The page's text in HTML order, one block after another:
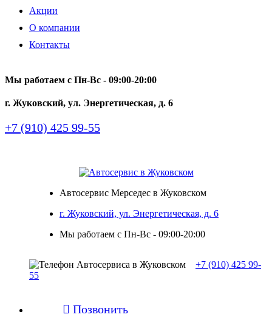
Акции
О компании
Контакты
Мы работаем с Пн-Вc - 09:00-20:00
г. Жуковский, ул. Энергетическая, д. 6
+7 (910) 425 99-55
Автосервис Мерседес в Жуковском
г. Жуковский, ул. Энергетическая, д. 6
Мы работаем с Пн-Вc - 09:00-20:00
+7 (910) 425 99-
55
 Позвонить